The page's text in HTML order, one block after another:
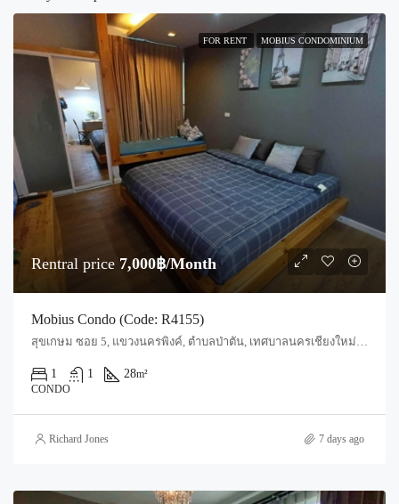
FOR RENT MOBIUS CONDOMINIUM
Rentral price 7,000฿/Month
Mobius Condo (Code: R4155)
1 1 28m²
CONDO
Richard Jones 7 days ago